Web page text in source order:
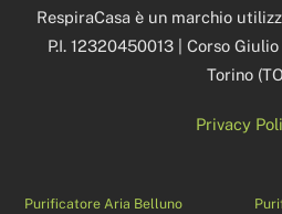
RespiraCasa è un marchio
P.I. 12320450013 | Corso
Torino
Privacy
Purificatore Aria Belluno